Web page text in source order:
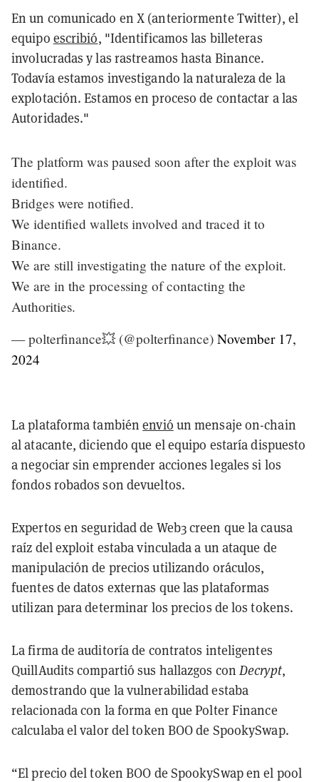
En un comunicado en X (anteriormente Twitter), el
equipo escribió, "Identificamos las billeteras
involucradas y las rastreamos hasta Binance.
Todavía estamos investigando la naturaleza de la
explotación. Estamos en proceso de contactar a las
Autoridades."
The platform was paused soon after the exploit was
identified.
Bridges were notified.
We identified wallets involved and traced it to
Binance.
We are still investigating the nature of the exploit.
We are in the processing of contacting the
Authorities.
— polterfinance💥 (@polterfinance) November 17,
2024
La plataforma tambiénenvió un mensaje on-chain
al atacante, diciendo que el equipo estaría dispuesto
a negociar sin emprender acciones legales si los
fondos robados son devueltos.
Expertos en seguridad de Web3 creen que la causa
raíz del exploit estaba vinculada a un ataque de
manipulación de precios utilizando oráculos,
fuentes de datos externas que las plataformas
utilizan para determinar los precios de los tokens.
La firma de auditoría de contratos inteligentes
QuillAudits compartió sus hallazgos conDecrypt,
demostrando que la vulnerabilidad estaba
relacionada con la forma en que Polter Finance
calculaba el valor del token BOO de SpookySwap.
“El precio del token BOO de SpookySwap en el pool